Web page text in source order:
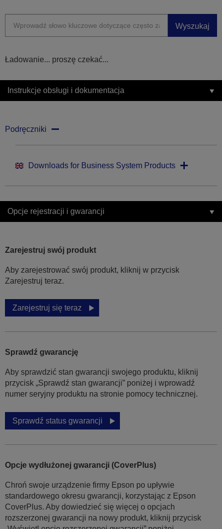
Wyszukaj
Ładowanie... proszę czekać...
Instrukcje obsługi i dokumentacja
Podręczniki
Downloads for Business System Products
Opcje rejestracji i gwarancji
Zarejestruj swój produkt
Aby zarejestrować swój produkt, kliknij w przycisk
Zarejestruj teraz.
Zarejestruj się teraz
Sprawdź gwarancję
Aby sprawdzić stan gwarancji swojego produktu, kliknij
przycisk „Sprawdź stan gwarancji” poniżej i wprowadź
numer seryjny produktu na stronie pomocy technicznej.
Sprawdź status gwarancji
Opcje wydłużonej gwarancji (CoverPlus)
Chroń swoje urządzenie firmy Epson po upływie
standardowego okresu gwarancji, korzystając z Epson
CoverPlus. Aby dowiedzieć się więcej o opcjach
rozszerzonej gwarancji na nowy produkt, kliknij przycisk